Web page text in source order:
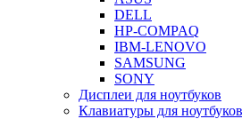
DELL
HP-COMPAQ
IBM-LENOVO
SAMSUNG
SONY
Дисплеи для ноутбуков
Клавиатуры для ноутбуков